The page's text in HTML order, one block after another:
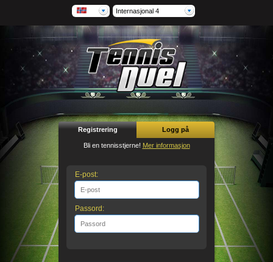
Internasjonal 4
Registrering Logg på
Bli en tennisstjerne! Mer informasjon
E-post:
Passord: